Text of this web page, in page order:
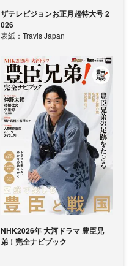
ザテレビジョンお正月超特大号 2
026
表紙：Travis Japan
NHK2026年 大河ドラマ 豊臣兄
弟！完全ナビブック